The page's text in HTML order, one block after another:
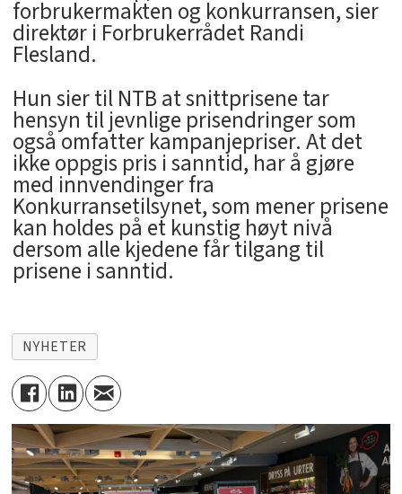
forbrukermakten og konkurransen, sier
direktør i Forbrukerrådet Randi
Flesland.
Hun sier til NTB at snittprisene tar
hensyn til jevnlige prisendringer som
også omfatter kampanjepriser. At det
ikke oppgis pris i sanntid, har å gjøre
med innvendinger fra
Konkurransetilsynet, som mener prisene
kan holdes på et kunstig høyt nivå
dersom alle kjedene får tilgang til
prisene i sanntid.
NYHETER